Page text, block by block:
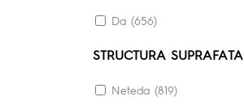
60.8X60.8 (3)
79.8X79.8 (6)
80X80 (12)
Da (656)
STRUCTURA SUPRAFATA
Neteda (819)